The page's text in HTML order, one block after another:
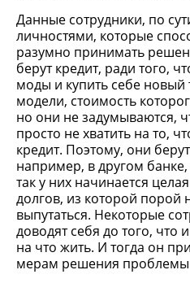
Данные сотрудники, по
личностями, которые
разумно принимать
берут кредит, ради того,
моды и купить себе новый
модели, стоимость
но они не задумываются,
просто не хватить на то,
кредит. Поэтому, они
например, в другом
так у них начинается
долгов, из которой порой
выпутаться. Некоторые
доводят себя до того, что
на что жить. И тогда он
мерам решения